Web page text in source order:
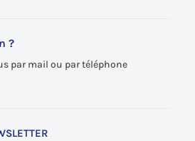
?
par mail ou par téléphone